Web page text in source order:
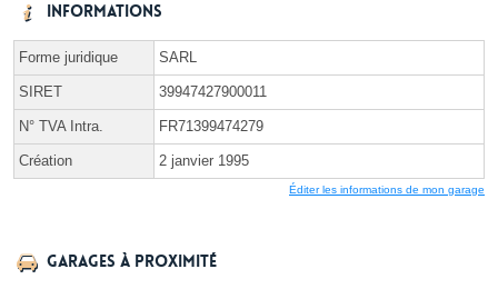
Informations
Forme juridique SARL
SIRET 39947427900011
N° TVA Intra. FR71399474279
Création 2 janvier 1995
Éditer les informations de mon garage
Garages à proximité